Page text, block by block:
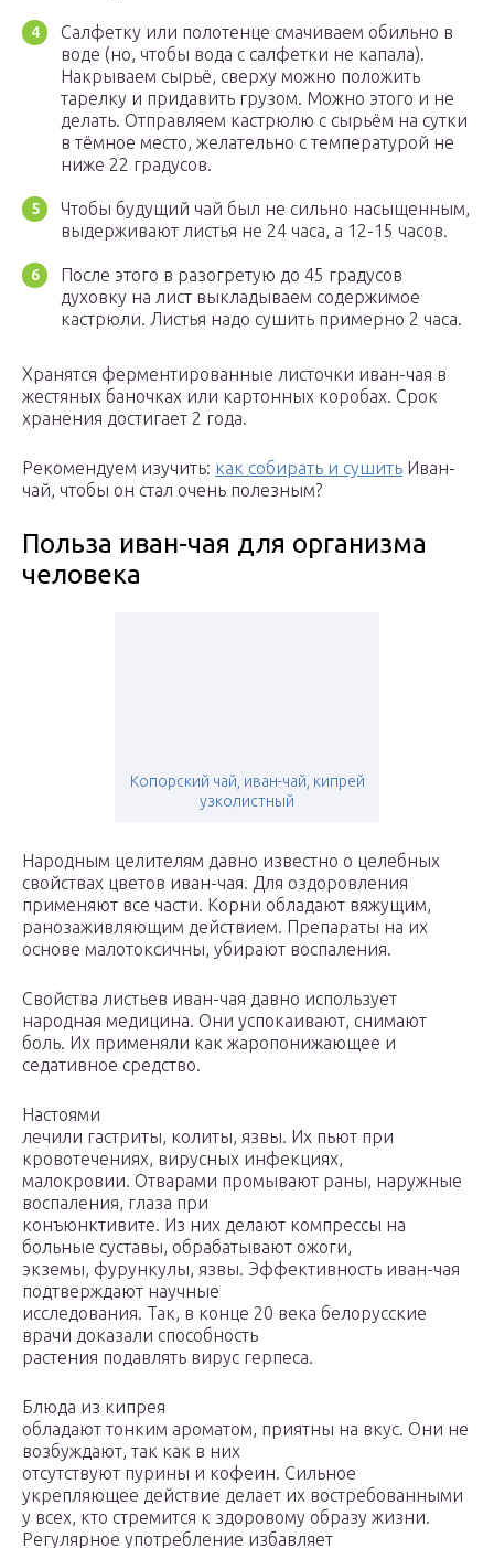
Салфетку или полотенце смачиваем обильно в
воде (но, чтобы вода с салфетки не капала).
Накрываем сырьё, сверху можно положить
тарелку и придавить грузом. Можно этого и не
делать. Отправляем кастрюлю с сырьём на сутки
в тёмное место, желательно с температурой не
ниже 22 градусов.
Чтобы будущий чай был не сильно насыщенным,
выдерживают листья не 24 часа, а 12-15 часов.
После этого в разогретую до 45 градусов
духовку на лист выкладываем содержимое
кастрюли. Листья надо сушить примерно 2 часа.
Хранятся ферментированные листочки иван-чая в
жестяных баночках или картонных коробах. Срок
хранения достигает 2 года.
Рекомендуем изучить: как собирать и сушить Иван-
чай, чтобы он стал очень полезным?
Польза иван-чая для организма
человека
Копорский чай, иван-чай, кипрей
узколистный
Народным целителям давно известно о целебных
свойствах цветов иван-чая. Для оздоровления
применяют все части. Корни обладают вяжущим,
ранозаживляющим действием. Препараты на их
основе малотоксичны, убирают воспаления.
Свойства листьев иван-чая давно использует
народная медицина. Они успокаивают, снимают
боль. Их применяли как жаропонижающее и
седативное средство.
Настоями
лечили гастриты, колиты, язвы. Их пьют при
кровотечениях, вирусных инфекциях,
малокровии. Отварами промывают раны, наружные
воспаления, глаза при
конъюнктивите. Из них делают компрессы на
больные суставы, обрабатывают ожоги,
экземы, фурункулы, язвы. Эффективность иван-чая
подтверждают научные
исследования. Так, в конце 20 века белорусские
врачи доказали способность
растения подавлять вирус герпеса.
Блюда из кипрея
обладают тонким ароматом, приятны на вкус. Они не
возбуждают, так как в них
отсутствуют пурины и кофеин. Сильное
укрепляющее действие делает их востребованными
у всех, кто стремится к здоровому образу жизни.
Регулярное употребление избавляет